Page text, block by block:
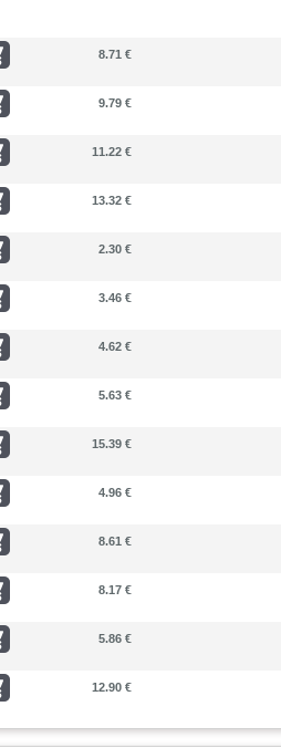
8.71 €
9.79 €
11.22 €
13.32 €
2.30 €
3.46 €
4.62 €
5.63 €
15.39 €
4.96 €
8.61 €
8.17 €
5.86 €
12.90 €